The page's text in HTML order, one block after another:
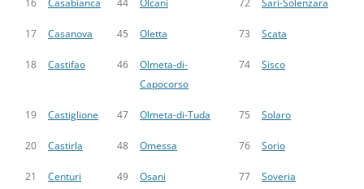
16 Casabianca 44 Olcani 72 Sari-Solenzara
17 Casanova 45 Oletta 73 Scata
18 Castifao 46
Olmeta-di-
Capocorso
74 Sisco
19 Castiglione 47 Olmeta-di-Tuda 75 Solaro
20 Castirla 48 Omessa 76 Sorio
21 Centuri 49 Osani 77 Soveria